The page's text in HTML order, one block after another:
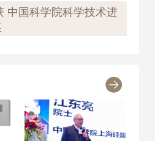
中国科学院科学技术进
中国科学院科学技术进